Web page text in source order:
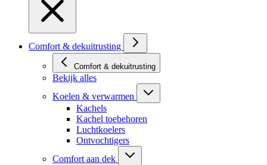
Comfort & dekuitrusting
Comfort & dekuitrusting
Bekijk alles
Koelen & verwarmen
Kachels
Kachel toebehoren
Luchtkoelers
Ontvochtigers
Comfort aan dek